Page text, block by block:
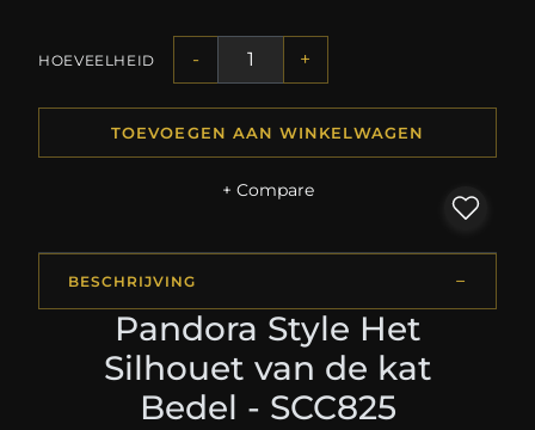
HOEVEELHEID - +
TOEVOEGEN AAN WINKELWAGEN
+ Compare
BESCHRIJVING
Pandora Style Het
Silhouet van de kat
Bedel - SCC825